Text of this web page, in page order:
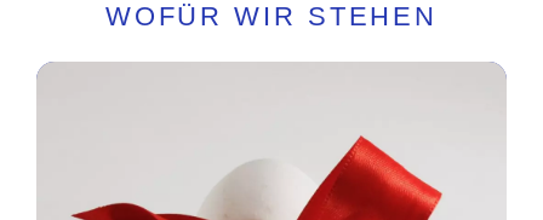
WOFÜR WIR STEHEN